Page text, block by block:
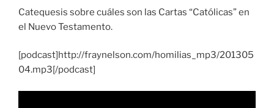
Catequesis sobre cuáles son las Cartas “Católicas” en
el Nuevo Testamento.
[podcast]http://fraynelson.com/homilias_mp3/201305
04.mp3[/podcast]